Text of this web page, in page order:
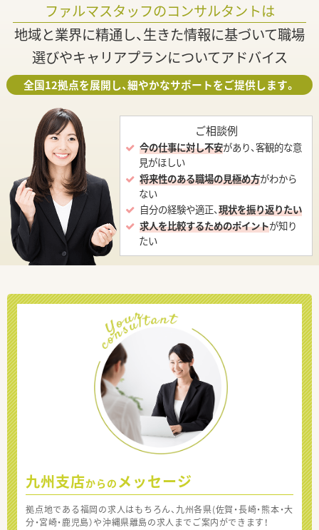
ファルマスタッフのコンサルタントは
地域と業界に精通し、生きた情報に基づいて職場
選びやキャリアプランについてアドバイス
全国12拠点を展開し、細やかなサポートをご提供します。
ご相談例
今の仕事に対し不安があり、客観的な意
見がほしい
将来性のある職場の見極め方がわから
ない
自分の経験や適正、現状を振り返りたい
求人を比較するためのポイントが知り
たい
九州支店からの メッセージ
拠点地である福岡の求人はもちろん、九州各県(佐賀・長崎・熊本・大
分・宮崎・鹿児島）や沖縄県離島の求人までご案内ができます！